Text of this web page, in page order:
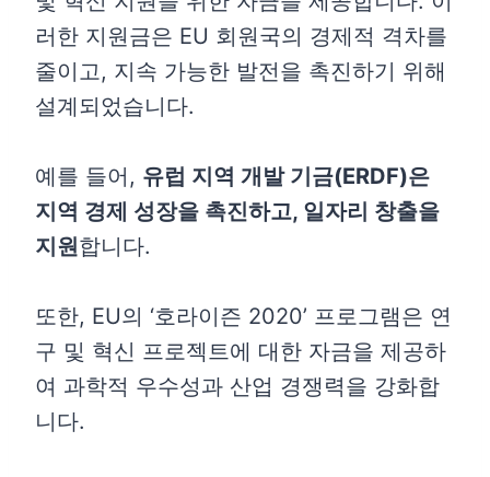
러한 지원금은 EU 회원국의 경제적 격차를
줄이고, 지속 가능한 발전을 촉진하기 위해
설계되었습니다.
예를 들어, 유럽 지역 개발 기금(ERDF)은
지역 경제 성장을 촉진하고, 일자리 창출을
지원합니다.
또한, EU의 ‘호라이즌 2020’ 프로그램은 연
구 및 혁신 프로젝트에 대한 자금을 제공하
여 과학적 우수성과 산업 경쟁력을 강화합
니다.